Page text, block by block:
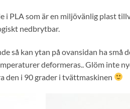
i PLA som är en miljövänlig plast
nedbrytbar.
så kan ytan på ovansidan ha
deformeras.. Glöm inte
den i 90 grader i tvättmaskinen